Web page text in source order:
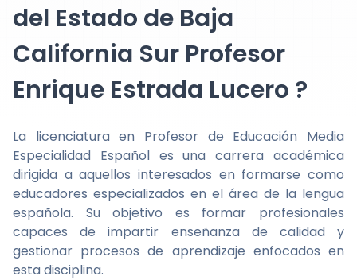
del Estado de Baja
California Sur Profesor
Enrique Estrada Lucero ?
La licenciatura en Profesor de Educación Media
Especialidad Español es una carrera académica
dirigida a aquellos interesados en formarse como
educadores especializados en el área de la lengua
española. Su objetivo es formar profesionales
capaces de impartir enseñanza de calidad y
gestionar procesos de aprendizaje enfocados en
esta disciplina.